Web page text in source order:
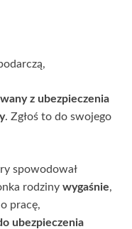
z ubezpieczenia
. Zgłoś to do swojego
spowodował
rodziny wygaśnie,
pracę,
ubezpieczenia